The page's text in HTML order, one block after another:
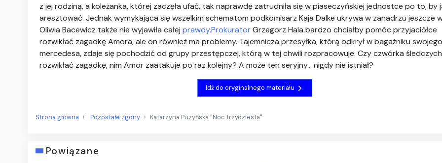
z jej rodziną, a koleżanka, której zaczęła ufać, tak naprawdę zatrudniła się w piaseczyńskiej jednostce po to, by
aresztować. Jednak wymykająca się wszelkim schematom podkomisarz Kaja Dalke ukrywa w zanadrzu jeszcze
Oliwia Bacewicz także nie wyjawiła całej prawdy.ProkuratorGrzegorz Hala bardzo chciałby pomóc przyjaciółce
rozwikłać zagadkę Amora, ale on również ma problemy. Tajemnicza przesyłka, którą odkrył w bagażniku swojego
mercedesa, zdaje się pochodzić od grupy przestępczej, którą w tej chwili rozpracowuje. Czy czwórka
rozwikłać zagadkę, nim Amor zaatakuje po raz kolejny? A może ten seryjny… nigdy nie istniał?
Idź do oryginalnego materiału
Strona główna Pozostałe zgony Katarzyna Puzyńska "Noc trzydziesta"
Powiązane